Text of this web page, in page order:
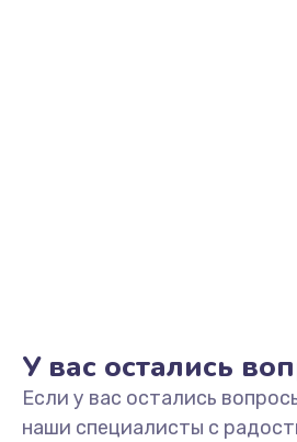
У вас остались
Если у вас остались
наши специалисты с